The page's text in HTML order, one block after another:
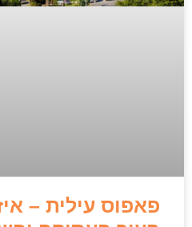
פאפוס עילית –